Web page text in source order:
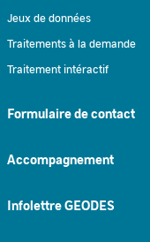
Jeux de données
Traitements à la demande
Traitement intéractif
Formulaire de contact
Accompagnement
Infolettre GEODES